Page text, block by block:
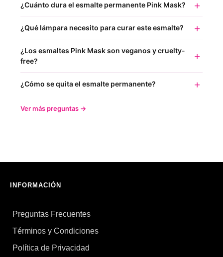
¿Cuánto dura el esmalte permanente Pink Mask?
¿Qué lámpara necesito para curar este esmalte?
¿Los esmaltes Pink Mask son veganos y cruelty-
free?
¿Cómo se quita el esmalte permanente?
Ver más preguntas →
INFORMACIÓN
Preguntas Frecuentes
Términos y Condiciones
Política de Privacidad